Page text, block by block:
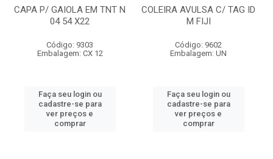
CAPA P/ GAIOLA EM TNT N
04 54 X22
Código: 9303
Embalagem: CX 12
Faça seu login ou
cadastre-se para
ver preços e
comprar
COLEIRA AVULSA C/ TAG ID
M FIJI
Código: 9602
Embalagem: UN
Faça seu login ou
cadastre-se para
ver preços e
comprar